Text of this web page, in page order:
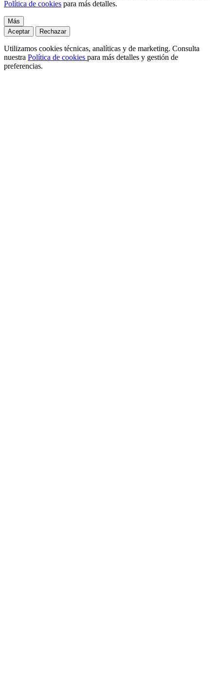
Política de cookies para más detalles.
Más
Aceptar
Rechazar
Utilizamos cookies técnicas, analíticas y de marketing. Consulta
nuestra Política de cookies para más detalles y gestión de
preferencias.